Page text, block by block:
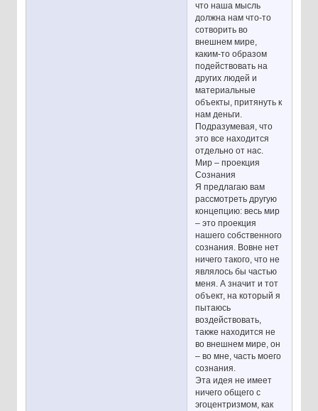
что наша мысль
должна нам что-то
сотворить во
внешнем мире,
каким-то образом
подействовать на
других людей и
материальные
объекты, притянуть к
нам деньги.
Подразумевая, что
это все находится
отдельно от нас.
Мир – проекция
Сознания
Я предлагаю вам
рассмотреть другую
концепцию: весь мир
– это проекция
нашего собственного
сознания. Вовне нет
ничего такого, что не
являлось бы частью
меня. А значит и тот
объект, на который я
пытаюсь
воздействовать,
также находится не
во внешнем мире, он
– во мне, часть моего
сознания.
Эта идея не имеет
ничего общего с
эгоцентризмом, как